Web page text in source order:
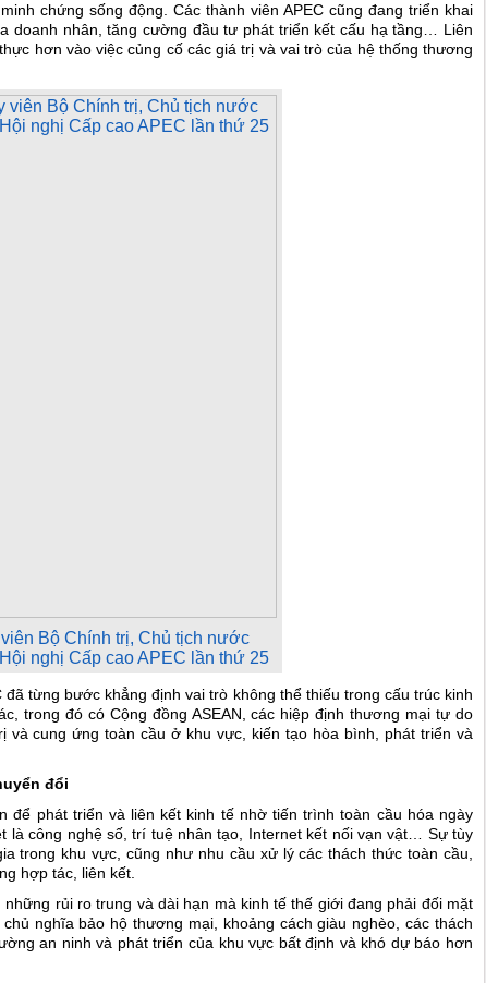
chứng sống động. Các thành viên APEC cũng đang triển khai
doanh nhân, tăng cường đầu tư phát triển kết cấu hạ tầng… Liên
hơn vào việc củng cố các giá trị và vai trò của hệ thống thương
Bộ Chính trị, Chủ tịch nước
nghị Cấp cao APEC lần thứ 25
từng bước khẳng định vai trò không thể thiếu trong cấu trúc kinh
trong đó có Cộng đồng ASEAN, các hiệp định thương mại tự do
cung ứng toàn cầu ở khu vực, kiến tạo hòa bình, phát triển và
đổi
phát triển và liên kết kinh tế nhờ tiến trình toàn cầu hóa ngày
là công nghệ số, trí tuệ nhân tạo, Internet kết nối vạn vật… Sự tùy
trong khu vực, cũng như nhu cầu xử lý các thách thức toàn cầu,
hợp tác, liên kết.
rủi ro trung và dài hạn mà kinh tế thế giới đang phải đối mặt
nghĩa bảo hộ thương mại, khoảng cách giàu nghèo, các thách
an ninh và phát triển của khu vực bất định và khó dự báo hơn